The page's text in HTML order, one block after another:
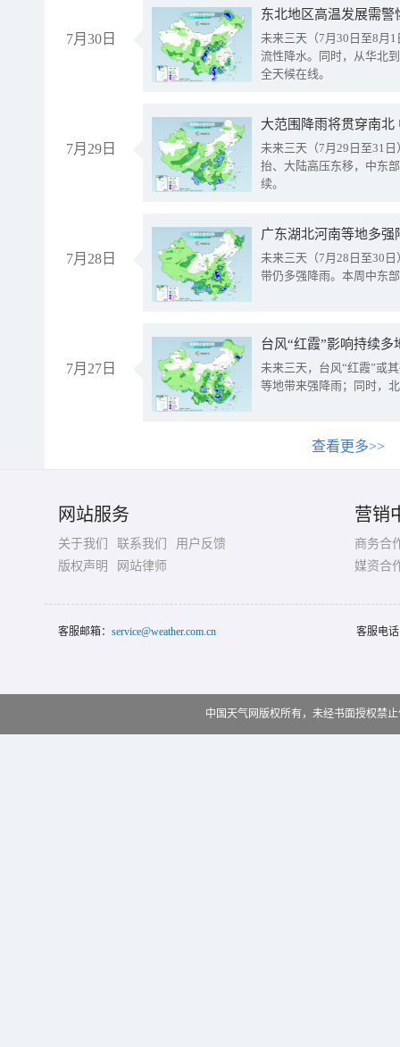
7月30日
东北地区高温发展需
未来三天（7月30日至8月
流性降水。同时，从华北
全天候在线。
7月29日
大范围降雨将贯穿南
未来三天（7月29日至31
抬、大陆高压东移，中东
续。
7月28日
广东湖北河南等地多
未来三天（7月28日至30
带仍多强降雨。本周中东
7月27日
台风“红霞”影响持续
未来三天，台风“红霞”或
等地带来强降雨；同时，
查看更多>>
网站服务
关于我们 联系我们
用户反馈
版权声明
网站律师
营销
商务合
媒资合
客服邮箱： service@weather.com.cn 客服电
中国天气网版权所有，未经书面授权